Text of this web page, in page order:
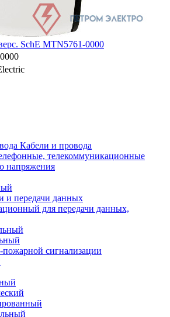
SchE MTN5761-0000
Кабели и провода
телекоммуникационные
напряжения
и передачи данных
для передачи данных,
пожарной сигнализации